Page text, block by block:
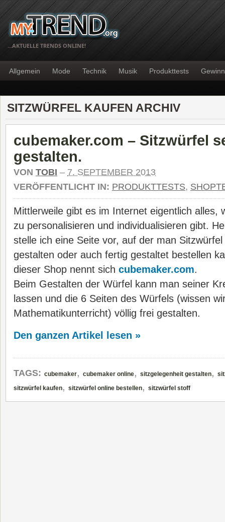
…AKTUELLE TRENDS ONLINE!
Allgemein Mode Technik Musik Produkttests
SITZWÜRFEL KAUFEN ARCHIV
cubemaker.com – Sitzwürfel
gestalten.
VON TOBI – 7. SEPTEMBER 2013
VERÖFFENTLICHT IN: PRODUKTTESTS,
Mittlerweile gibt es im Internet eigentlich alles,
zu personalisieren und individualisieren gibt.
stelle ich eine Seite vor, auf der man Sitzwürfel
gestalten oder auch fertig gestaltet bestellen
dieser Shop nennt sich cubemaker.com.
Beim Gestalten der Würfel kann man seiner
lassen und die 6 Seiten des Würfels (wissen
Mathematikunterricht) völlig frei gestalten.
Den ganzen Artikel lesen »
TAGS: cubemaker, cubemaker online, sitzgelegenheit gestalten,
sitzwürfel kaufen, sitzwürfel online bestellen, sitzwürfel stoff